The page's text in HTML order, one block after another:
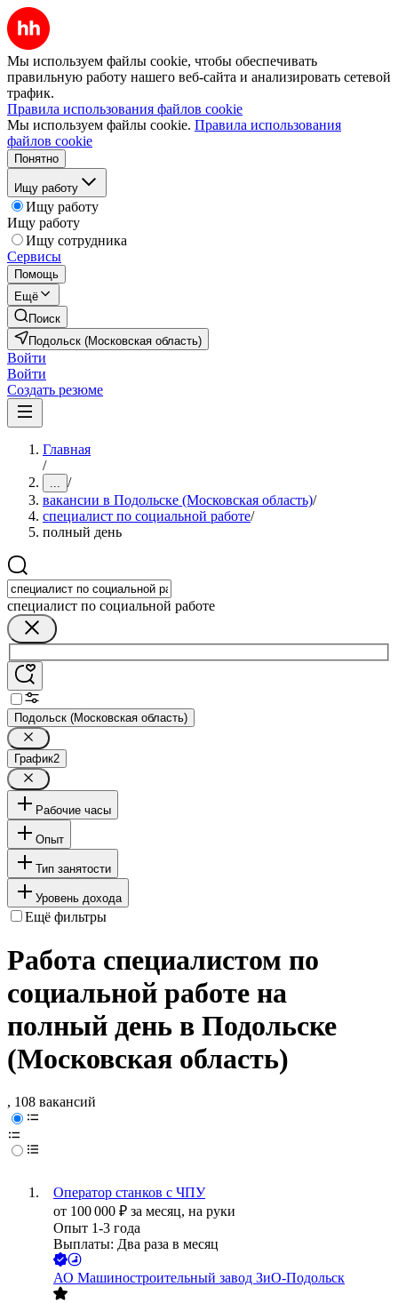
Мы используем файлы cookie, чтобы обеспечивать
правильную работу нашего веб-сайта и анализировать сетевой
трафик.
Правила использования файлов cookie
Мы используем файлы cookie. Правила использования
файлов cookie
Понятно
Ищу работу
Ищу работу
Ищу работу
Ищу сотрудника
Сервисы
Помощь
Ещё
Поиск
Подольск (Московская область)
Войти
Войти
Создать резюме
Главная
/
... /
вакансии в Подольске (Московская область)/
специалист по социальной работе/
полный день
специалист по социальной работе
Подольск (Московская область)
График2
Рабочие часы
Опыт
Тип занятости
Уровень дохода
Ещё фильтры
Работа специалистом по
социальной работе на
полный день в Подольске
(Московская область)
, 108 вакансий
Оператор станков с ЧПУ
от 100 000 ₽ за месяц, на руки
Опыт 1-3 года
Выплаты: Два раза в месяц
АО Машиностроительный завод ЗиО-Подольск